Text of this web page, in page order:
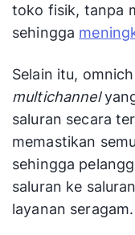
toko fisik, tanpa
sehingga
Selain itu,
multichannel
saluran secara
memastikan
sehingga
saluran ke
layanan seragam.